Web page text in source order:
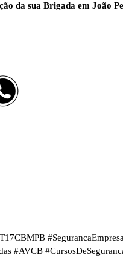
da sua Brigada em João
#AVCB